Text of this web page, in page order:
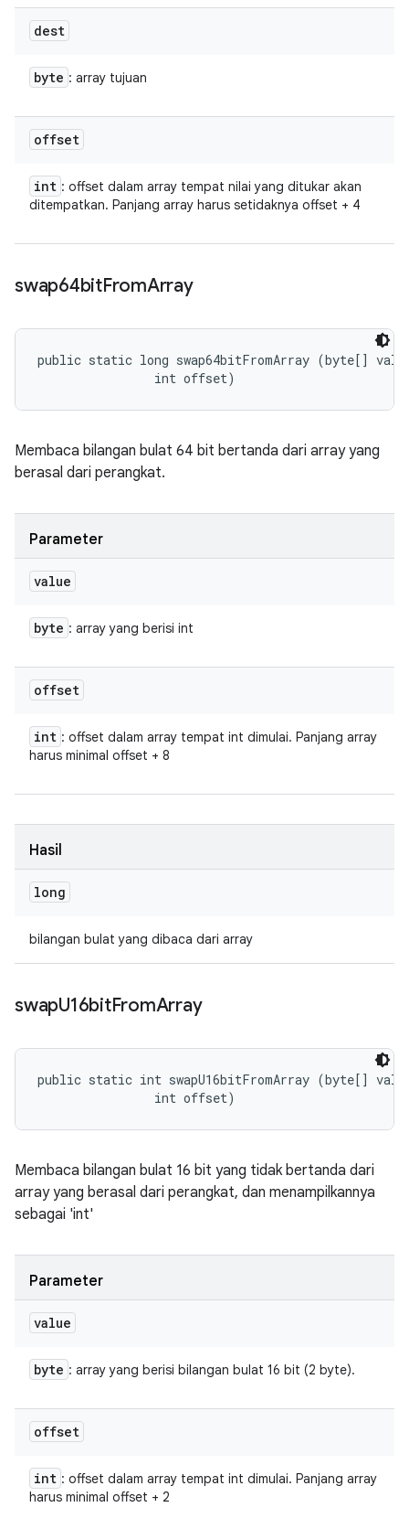
dest
byte : array tujuan
offset
int : offset dalam array tempat nilai yang ditukar akan
ditempatkan. Panjang array harus setidaknya offset + 4
swap64bitFromArray
public static long swap64bitFromArray (byte[]
                int offset)
Membaca bilangan bulat 64 bit bertanda dari array yang
berasal dari perangkat.
Parameter
value
byte : array yang berisi int
offset
int : offset dalam array tempat int dimulai. Panjang array
harus minimal offset + 8
Hasil
long
bilangan bulat yang dibaca dari array
swapU16bitFromArray
public static int swapU16bitFromArray (byte[]
                int offset)
Membaca bilangan bulat 16 bit yang tidak bertanda dari
array yang berasal dari perangkat, dan menampilkannya
sebagai 'int'
Parameter
value
byte : array yang berisi bilangan bulat 16 bit (2 byte).
offset
int : offset dalam array tempat int dimulai. Panjang array
harus minimal offset + 2